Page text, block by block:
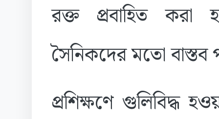
রক্ত প্রবাহিত করা
সৈনিকদের মতো বাস্তব
প্রশিক্ষণে গুলিবিদ্ধ